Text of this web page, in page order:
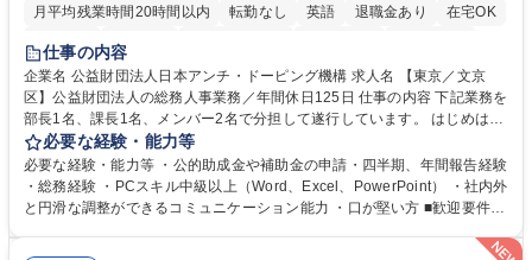
月平均残業時間20時間以内
転勤なし 英語 退職金あり
在宅OK
賞与あり
育休あり
食事補助あり
仕事の内容
企業名 公益財団法人日本アンチ・ドーピング機構 求人名 【東京／文京
区】公益財団法人の総務人事業務／年間休日125日 仕事の内容 下記業務を
部長1名、課長1名、メンバー2名で分担して遂行しています。 はじめは担
当者として業務を覚えていただき、ゆくゆくはリーダーやマネージャーポ
ジションとして活躍いただくことを期待しています。 【総務・人事グルー
プの業務内容】 ・人事制度関連 ・採用活動 ・教育研修の企画、実行 ・勤
怠管理 ・官公庁への各種提出 ・法定の会議運営（評議員会、理事会） ・
連 ・衛生管理 ・防災関連・公的助成金の管理・オフィス、ファシリティ
必要な経験・能力等
必要な経験・能力等 ・公的助成金や補助金の申請・四半期、年間報告経験
・総務経験 ・PCスキル中級以上（Word、Excel、PowerPoint） ・社内外
と円滑な調整ができるコミュニケーション能力 ・口が堅い方 ■歓迎要件